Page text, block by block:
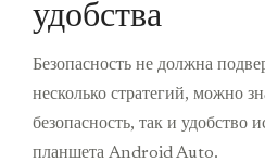
удобства
Безопасность не должна
несколько стратегий, можно
безопасность, так и удобство
планшета Android Auto.